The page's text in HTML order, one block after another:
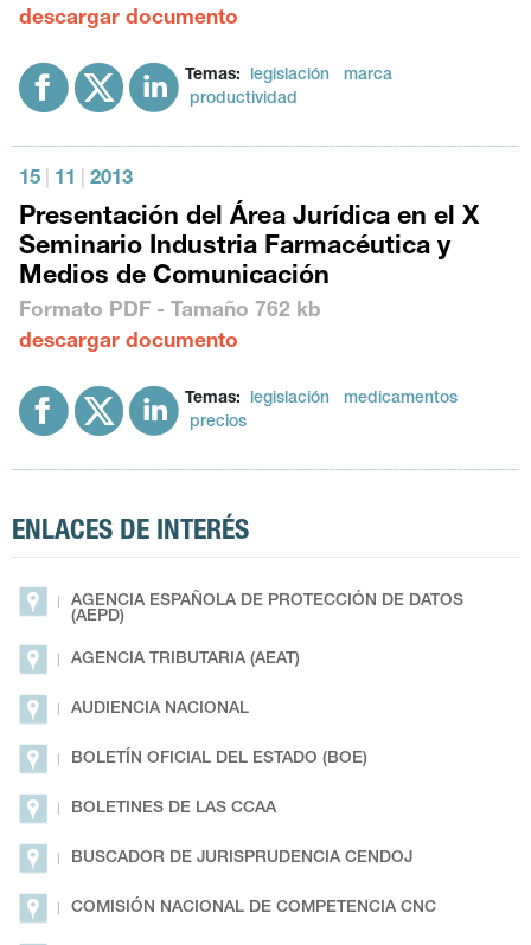
descargar documento
Temas: legislación
marca
productividad
15 11 2013
Presentación del Área Jurídica en el X
Seminario Industria Farmacéutica y
Medios de Comunicación
Formato PDF - Tamaño 762 kb
descargar documento
Temas: legislación
medicamentos
precios
ENLACES DE INTERÉS
AGENCIA ESPAÑOLA DE PROTECCIÓN DE DATOS
(AEPD)
AGENCIA TRIBUTARIA (AEAT)
AUDIENCIA NACIONAL
BOLETÍN OFICIAL DEL ESTADO (BOE)
BOLETINES DE LAS CCAA
BUSCADOR DE JURISPRUDENCIA CENDOJ
COMISIÓN NACIONAL DE COMPETENCIA CNC